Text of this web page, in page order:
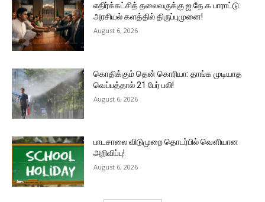
எதிர்க்கட்சித் தலைவருக்கு ஐ.தே.க பாராட்டு:
அரசியல் களத்தில் திருப்புமுனை!
August 6, 2026
கொதிக்கும் தென் கொரியா: தாங்க முடியாத
வெப்பத்தால் 21 பேர் பலி!
August 6, 2026
பாடசாலை விடுமுறை தொடர்பில் வௌியான
அறிவிப்பு!
August 6, 2026